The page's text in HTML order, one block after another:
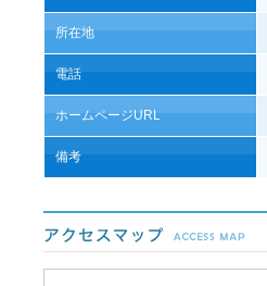
所在地
電話
ホームページURL
備考